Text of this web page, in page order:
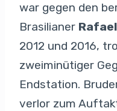
war gegen den
Brasilianer
2012 und 2016,
zweiminütiger
Endstation.
verlor zum